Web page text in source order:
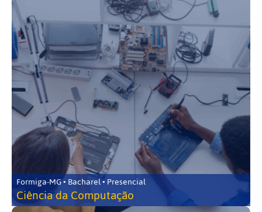
Formiga-MG • Bacharel • Presencial
Ciência da Computação